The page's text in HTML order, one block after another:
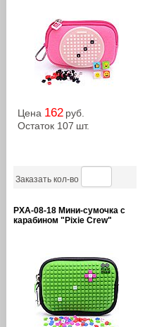
Цена 162 руб.
Остаток 107 шт.
Заказать кол-во
PXA-08-18 Мини-сумочка с
карабином "Pixie Crew"